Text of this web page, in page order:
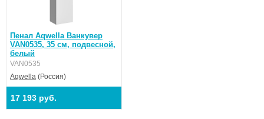
Пенал Aqwella Ванкувер
VAN0535, 35 см, подвесной,
белый
VAN0535
Aqwella (Россия)
17 193 руб.